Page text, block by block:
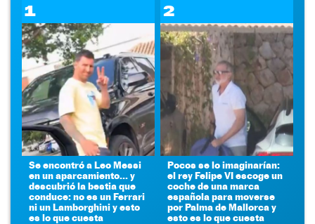
1
Se encontró a Leo Messi
en un aparcamiento... y
descubrió la bestia que
conduce: no es un Ferrari
ni un Lamborghini y esto
es lo que cuesta
2
Pocos se lo imaginarían:
el rey Felipe VI escoge un
coche de una marca
española para moverse
por Palma de Mallorca y
esto es lo que cuesta